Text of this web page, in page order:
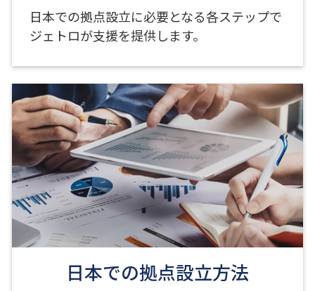
日本での拠点設立に必要となる各ステップで
ジェトロが支援を提供します。
日本での拠点設立方法